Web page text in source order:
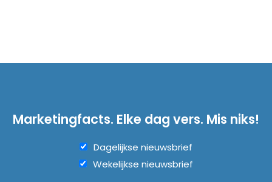
Marketingfacts. Elke dag vers. Mis niks!
Dagelijkse nieuwsbrief
Wekelijkse nieuwsbrief